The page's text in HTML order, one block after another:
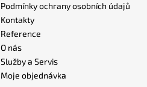
Podmínky ochrany osobních údajů
Kontakty
Reference
O nás
Služby a Servis
Moje objednávka